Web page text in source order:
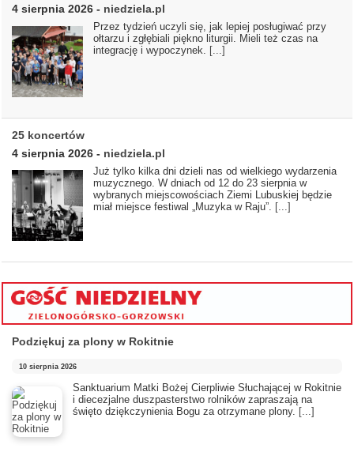
4 sierpnia 2026 - niedziela.pl
Przez tydzień uczyli się, jak lepiej posługiwać przy
ołtarzu i zgłębiali piękno liturgii. Mieli też czas na
integrację i wypoczynek. [...]
25 koncertów
4 sierpnia 2026 - niedziela.pl
Już tylko kilka dni dzieli nas od wielkiego wydarzenia
muzycznego. W dniach od 12 do 23 sierpnia w
wybranych miejscowościach Ziemi Lubuskiej będzie
miał miejsce festiwal „Muzyka w Raju”. [...]
Podziękuj za plony w Rokitnie
10 sierpnia 2026
Sanktuarium Matki Bożej Cierpliwie Słuchającej w Rokitnie
i diecezjalne duszpasterstwo rolników zapraszają na
święto dziękczynienia Bogu za otrzymane plony. [...]